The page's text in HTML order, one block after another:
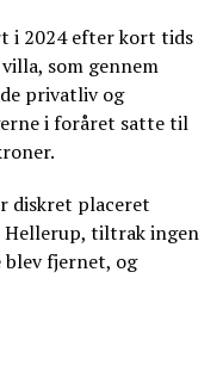
i 2024 efter kort tids
som gennem
privatliv og
i foråret satte til
diskret placeret
Hellerup, tiltrak ingen
blev fjernet, og